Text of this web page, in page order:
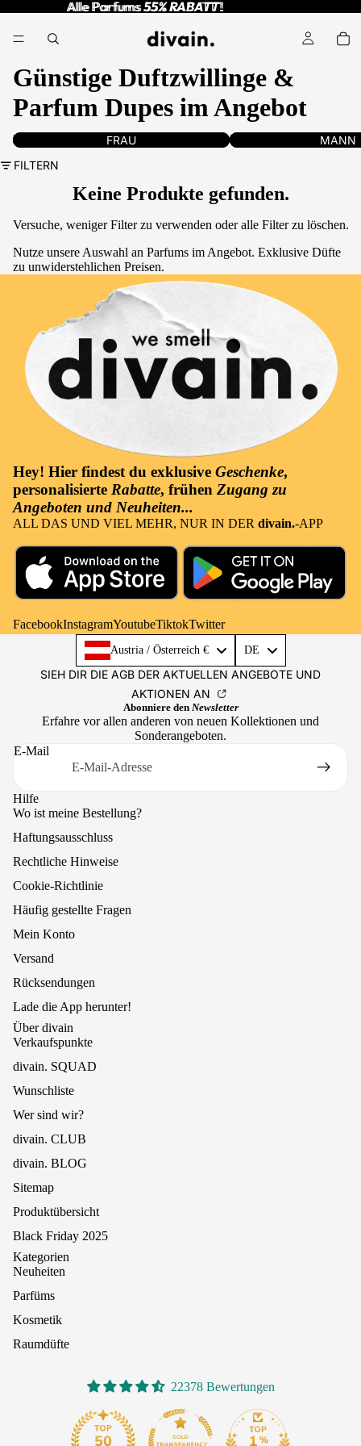
Alle Parfums55% RABATT!
Alle Parfums 55% RABATT !
Günstige Duftzwillinge &
Parfum Dupes im Angebot
Duftzwillinge für Damen
FRAU
Duftzwillinge für Herren
MANN
FILTERN
Keine Produkte gefunden.
Versuche, weniger Filter zu verwenden oderalle Filter zu löschen.
Nutze unsere Auswahl an Parfums im Angebot. Exklusive Düfte
zu unwiderstehlichen Preisen.
Hey! Hier findest du exklusive Geschenke,
personalisierte Rabatte, frühen Zugang zu
Angeboten und Neuheiten...
ALL DAS UND VIEL MEHR, NUR IN DER divain.-APP
FacebookInstagramYoutubeTiktokTwitter
Austria / Österreich € DE
SIEH DIR DIE AGB DER AKTUELLEN ANGEBOTE UND
AKTIONEN AN
Abonniere den Newsletter
Erfahre vor allen anderen von neuen Kollektionen und
Sonderangeboten.
E-Mail
Hilfe
Wo ist meine Bestellung?
Haftungsausschluss
Rechtliche Hinweise
Cookie-Richtlinie
Häufig gestellte Fragen
Mein Konto
Versand
Rücksendungen
Lade die App herunter!
Über divain
Verkaufspunkte
divain. SQUAD
Wunschliste
Wer sind wir?
divain. CLUB
divain. BLOG
Sitemap
Produktübersicht
Black Friday 2025
Kategorien
Neuheiten
Parfüms
Kosmetik
Raumdüfte
22378 Bewertungen